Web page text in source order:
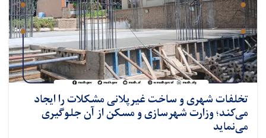
تخلفات شهری و ساخت‌ غیرپلانی مشکلات را ایجاد
می‌کند؛ وزارت شهرسازی و مسکن از آن جلوگیری
می‌نماید